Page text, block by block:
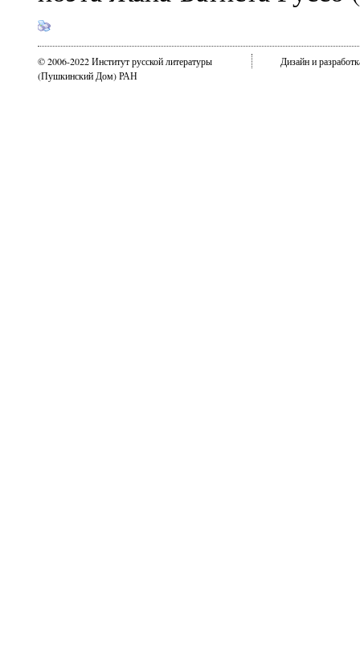
© 2006-2022 Институт русской литературы
(Пушкинский Дом) РАН
Дизайн и